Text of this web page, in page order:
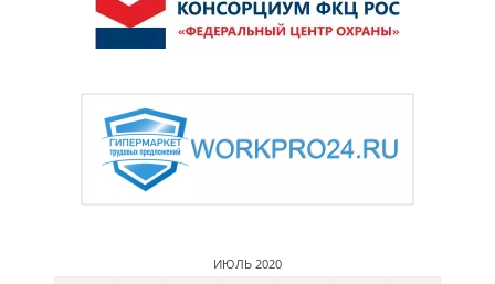
ИЮЛЬ 2020